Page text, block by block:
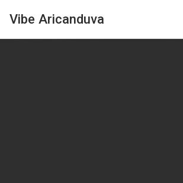
Vibe Aricanduva